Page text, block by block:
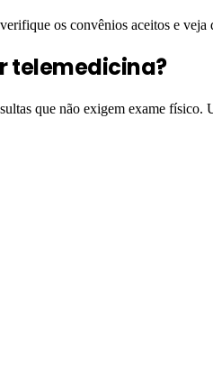
os convênios aceitos e
telemedicina?
que não exigem exame